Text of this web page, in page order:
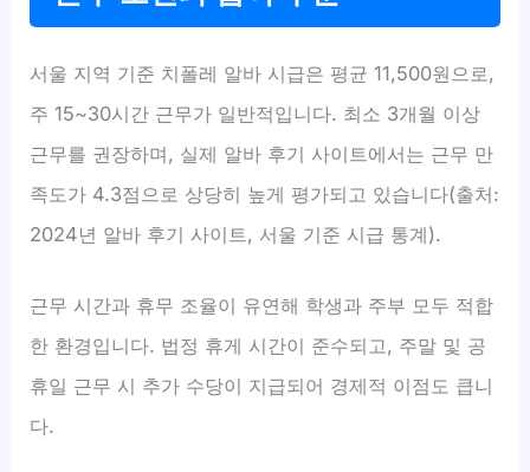
서울 지역 기준 치폴레 알바 시급은 평균 11,500원으로,
주 15~30시간 근무가 일반적입니다. 최소 3개월 이상
근무를 권장하며, 실제 알바 후기 사이트에서는 근무 만
족도가 4.3점으로 상당히 높게 평가되고 있습니다(출처:
2024년 알바 후기 사이트, 서울 기준 시급 통계).
근무 시간과 휴무 조율이 유연해 학생과 주부 모두 적합
한 환경입니다. 법정 휴게 시간이 준수되고, 주말 및 공
휴일 근무 시 추가 수당이 지급되어 경제적 이점도 큽니
다.